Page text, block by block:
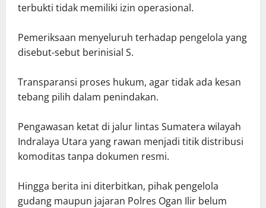
terbukti tidak memiliki izin operasional.
Pemeriksaan menyeluruh terhadap pengelola yang
disebut-sebut berinisial S.
Transparansi proses hukum, agar tidak ada kesan
tebang pilih dalam penindakan.
Pengawasan ketat di jalur lintas Sumatera wilayah
Indralaya Utara yang rawan menjadi titik distribusi
komoditas tanpa dokumen resmi.
Hingga berita ini diterbitkan, pihak pengelola
gudang maupun jajaran Polres Ogan Ilir belum